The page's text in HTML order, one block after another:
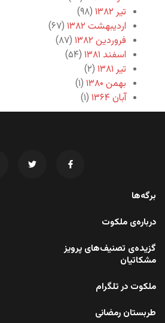
تیر ۱۳۸۲
(۹۸)
اردیبهشت ۱۳۸۲
(۶۷)
فروردین ۱۳۸۲
(۸۷)
اسفند ۱۳۸۱
(۵۴)
تیر ۱۳۸۱
(۲)
بهمن ۱۳۸۰
(۱)
آبان ۱۳۶۴
(۱)
برگه‌ها
درباره‌ی ملکوت
گزیده‌ی تصنیف‌های پرویز
مشکاتیان
ملکوت در تلگرام
طربستان رمضانی